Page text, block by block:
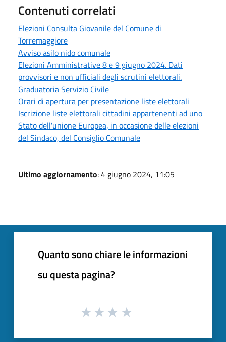
Contenuti correlati
Elezioni Consulta Giovanile del Comune di
Torremaggiore
Avviso asilo nido comunale
Elezioni Amministrative 8 e 9 giugno 2024. Dati
provvisori e non ufficiali degli scrutini elettorali.
Graduatoria Servizio Civile
Orari di apertura per presentazione liste elettorali
Iscrizione liste elettorali cittadini appartenenti ad uno
Stato dell'unione Europea, in occasione delle elezioni
del Sindaco, del Consiglio Comunale
Ultimo aggiornamento: 4 giugno 2024, 11:05
Quanto sono chiare le informazioni
su questa pagina?